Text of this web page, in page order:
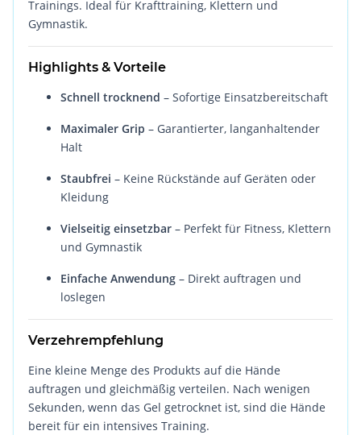
Trainings. Ideal für Krafttraining, Klettern und
Gymnastik.
Highlights & Vorteile
Schnell trocknend – Sofortige Einsatzbereitschaft
Maximaler Grip – Garantierter, langanhaltender
Halt
Staubfrei – Keine Rückstände auf Geräten oder
Kleidung
Vielseitig einsetzbar – Perfekt für Fitness, Klettern
und Gymnastik
Einfache Anwendung – Direkt auftragen und
loslegen
Verzehrempfehlung
Eine kleine Menge des Produkts auf die Hände
auftragen und gleichmäßig verteilen. Nach wenigen
Sekunden, wenn das Gel getrocknet ist, sind die Hände
bereit für ein intensives Training.